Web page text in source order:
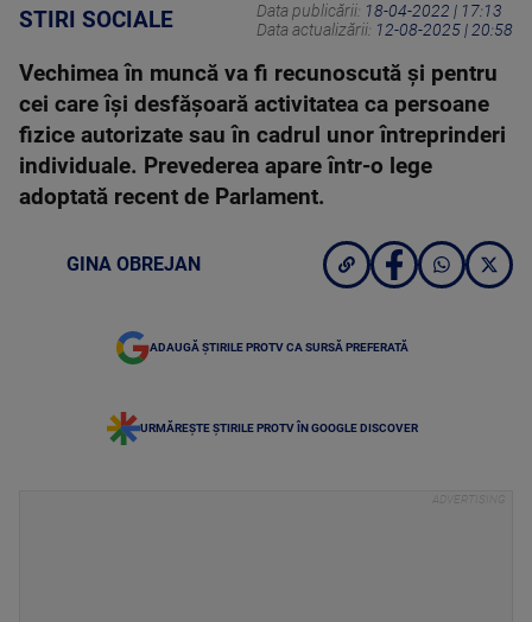
STIRI SOCIALE Data publicării: 18-04-2022 | 17:13
Data actualizării: 12-08-2025 | 20:58
Vechimea în muncă va fi recunoscută și pentru
cei care își desfășoară activitatea ca persoane
fizice autorizate sau în cadrul unor întreprinderi
individuale. Prevederea apare într-o lege
adoptată recent de Parlament.
GINA OBREJAN
ADAUGĂ ȘTIRILE PROTV CA SURSĂ PREFERATĂ
URMĂREȘTE ȘTIRILE PROTV ÎN GOOGLE DISCOVER